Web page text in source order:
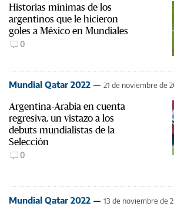
Historias mínimas de los
argentinos que le hicieron
goles a México en Mundiales
0
Mundial Qatar 2022 21 de noviembre de
Argentina-Arabia en cuenta
regresiva, un vistazo a los
debuts mundialistas de la
Selección
0
Mundial Qatar 2022 13 de noviembre de